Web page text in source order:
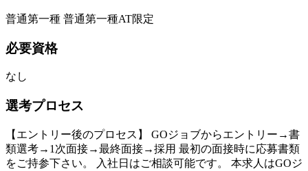
普通第一種 普通第一種AT限定
必要資格
なし
選考プロセス
【エントリー後のプロセス】 GOジョブからエントリー→書
類選考→1次面接→最終面接→採用 最初の面接時に応募書類
をご持参下さい。 入社日はご相談可能です。 本求人はGOジ